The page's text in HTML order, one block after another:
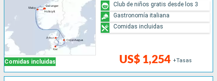
Comidas incluidas US$ 1,254 +Tasas
Club de niños gratis desde los 3
Gastronomía italiana
Comidas incluidas